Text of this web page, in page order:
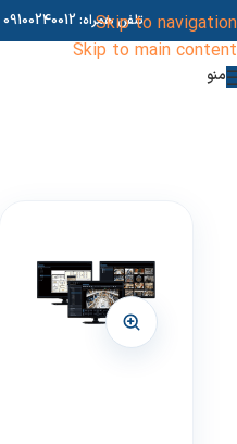
Skip to navigation
Skip to main content
تلفن همراه: 09100240012
منو